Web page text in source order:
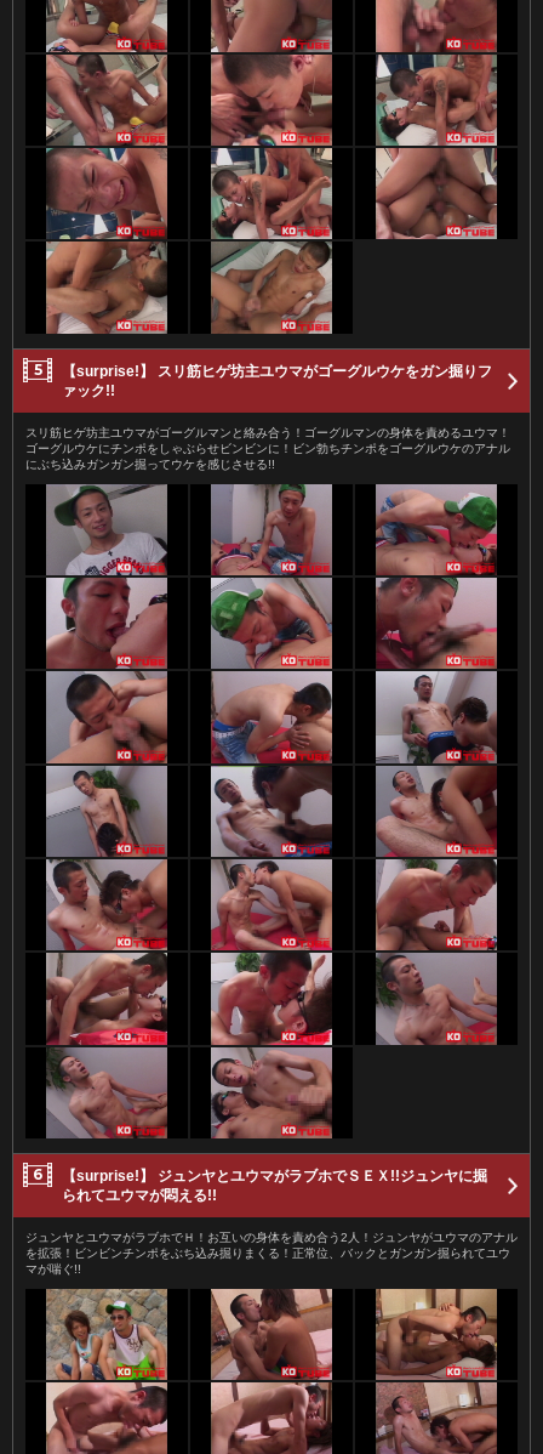
【surprise!】 スリ筋ヒゲ坊主ユウマがゴーグルウケをガン掘りフ
ァック!!
スリ筋ヒゲ坊主ユウマがゴーグルマンと絡み合う！ゴーグルマンの身体を責めるユウマ！
ゴーグルウケにチンポをしゃぶらせビンビンに！ビン勃ちチンポをゴーグルウケのアナル
にぶち込みガンガン掘ってウケを感じさせる!!
【surprise!】 ジュンヤとユウマがラブホでＳＥＸ!!ジュンヤに掘
られてユウマが悶える!!
ジュンヤとユウマがラブホでＨ！お互いの身体を責め合う2人！ジュンヤがユウマのアナル
を拡張！ビンビンチンポをぶち込み掘りまくる！正常位、バックとガンガン掘られてユウ
マが喘ぐ!!